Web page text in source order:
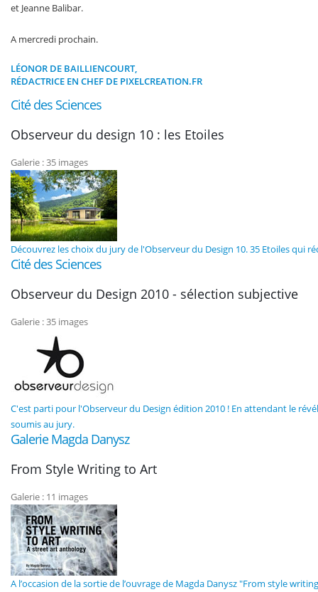
et Jeanne Balibar.
A mercredi prochain.
LÉONOR DE BAILLIENCOURT,
RÉDACTRICE EN CHEF DE PIXELCREATION.FR
Cité des Sciences
Observeur du design 10 : les Etoiles
Galerie : 35 images
Découvrez les choix du jury de l'Observeur du Design 10. 35 Etoiles
Cité des Sciences
Observeur du Design 2010 - sélection subjective
Galerie : 35 images
C'est parti pour l'Observeur du Design édition 2010 ! En attendant le
soumis au jury.
Galerie Magda Danysz
From Style Writing to Art
Galerie : 11 images
A l’occasion de la sortie de l’ouvrage de Magda Danysz "From style